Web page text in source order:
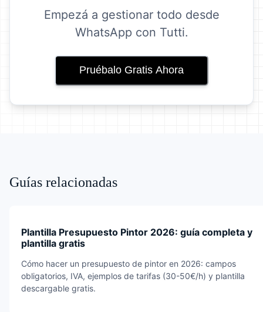
Empezá a gestionar todo desde
WhatsApp con Tutti.
Pruébalo Gratis Ahora
Guías relacionadas
Plantilla Presupuesto Pintor 2026: guía completa y
plantilla gratis
Cómo hacer un presupuesto de pintor en 2026: campos
obligatorios, IVA, ejemplos de tarifas (30-50€/h) y plantilla
descargable gratis.